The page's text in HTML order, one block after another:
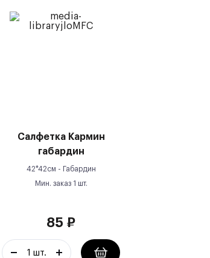
Салфетка Кармин
габардин
42*42см - Габардин
Мин. заказ 1 шт.
85 ₽